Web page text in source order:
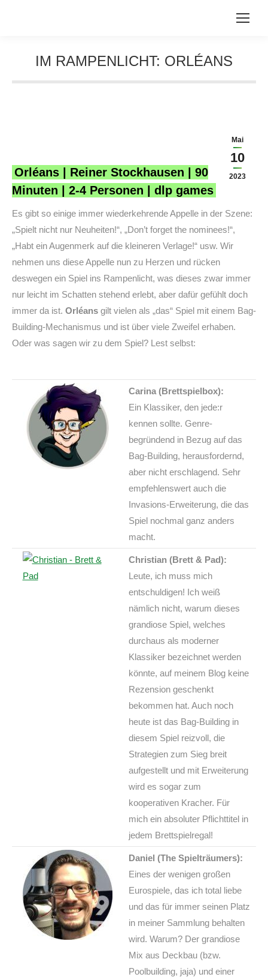
IM RAMPENLICHT: ORLÉANS
Mai
10
2023
Orléans | Reiner Stockhausen | 90
Minuten | 2-4 Personen | dlp games
Es gibt so einige immer wiederkehrende Appelle in der Szene:
„Spielt nicht nur Neuheiten!“, „Don’t forget the nominees!“,
„Habt ein Augenmerk auf die kleineren Verlage!“ usw. Wir
nehmen uns diese Appelle nun zu Herzen und rücken
deswegen ein Spiel ins Rampenlicht, was dieses zwar immer
nur leicht im Schatten stehend erlebt, aber dafür gefühlt doch
immer da ist. Orléans gilt vielen als „das“ Spiel mit einem Bag-
Building-Mechanismus und ist über viele Zweifel erhaben.
Oder was sagen wir zu dem Spiel? Lest selbst:
Carina (Brettspielbox):
Ein Klassiker, den jede:r
kennen sollte. Genre-
begründend in Bezug auf das
Bag-Building, herausfordernd,
aber nicht erschlagend. Sehr
empfehlenswert auch die
Invasions-Erweiterung, die das
Spiel nochmal ganz anders
macht.
Christian (Brett & Pad):
Leute, ich muss mich
entschuldigen! Ich weiß
nämlich nicht, warum dieses
grandiose Spiel, welches
durchaus als moderner
Klassiker bezeichnet werden
könnte, auf meinem Blog keine
Rezension geschenkt
bekommen hat. Auch noch
heute ist das Bag-Building in
diesem Spiel reizvoll, die
Strategien zum Sieg breit
aufgestellt und mit Erweiterung
wird es sogar zum
kooperativen Kracher. Für
mich ein absoluter Pflichttitel in
jedem Brettspielregal!
Daniel (The Spielträumers):
Eines der wenigen großen
Eurospiele, das ich total liebe
und das für immer seinen Platz
in meiner Sammlung behalten
wird. Warum? Der grandiose
Mix aus Deckbau (bzw.
Poolbuilding, jaja) und einer